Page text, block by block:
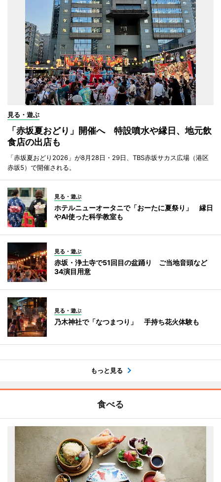
見る・遊ぶ
「赤坂夏おどり」開催へ 特設噴水や縁日、地元飲
食店の出店も
「赤坂夏おどり2026」が8月28日・29日、TBS赤坂サカス広場（港区
赤坂5）で開催される。
見る・遊ぶ
ホテルニューオータニで「おーたに夏祭り」 縁日
やAI使った科学教室も
見る・遊ぶ
赤坂・浄土寺で51回目の盆踊り ご当地音頭など
34演目用意
見る・遊ぶ
乃木神社で「なつまつり」 手持ち花火体験も
もっと見る
食べる